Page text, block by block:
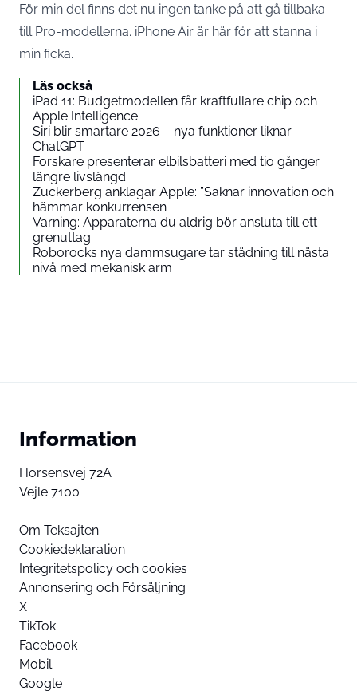
För min del finns det nu ingen tanke på att gå tillbaka
till Pro-modellerna. iPhone Air är här för att stanna i
min ficka.
Läs också
iPad 11: Budgetmodellen får kraftfullare chip och
Apple Intelligence
Siri blir smartare 2026 – nya funktioner liknar
ChatGPT
Forskare presenterar elbilsbatteri med tio gånger
längre livslängd
Zuckerberg anklagar Apple: ”Saknar innovation och
hämmar konkurrensen
Varning: Apparaterna du aldrig bör ansluta till ett
grenuttag
Roborocks nya dammsugare tar städning till nästa
nivå med mekanisk arm
Information
Horsensvej 72A
Vejle 7100
Om Teksajten
Cookiedeklaration
Integritetspolicy och cookies
Annonsering och Försäljning
X
TikTok
Facebook
Mobil
Google